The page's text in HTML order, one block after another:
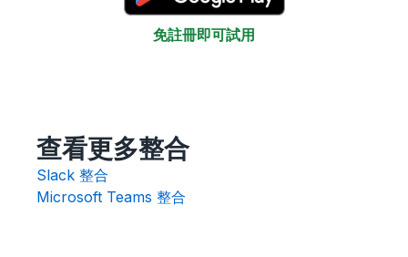
免註冊即可試用
查看更多整合
Slack 整合
Microsoft Teams 整合